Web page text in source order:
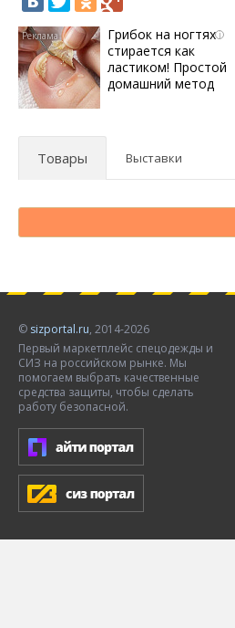
i
Грибок на ногтях
стирается как
ластиком! Простой
домашний метод
Товары Выставки
© sizportal.ru, 2014-2026
Первый маркетплейс спецодежды и
СИЗ на российском рынке. Мы
помогаем выбрать качественные
средства защиты, чтобы сделать
работу безопасной.